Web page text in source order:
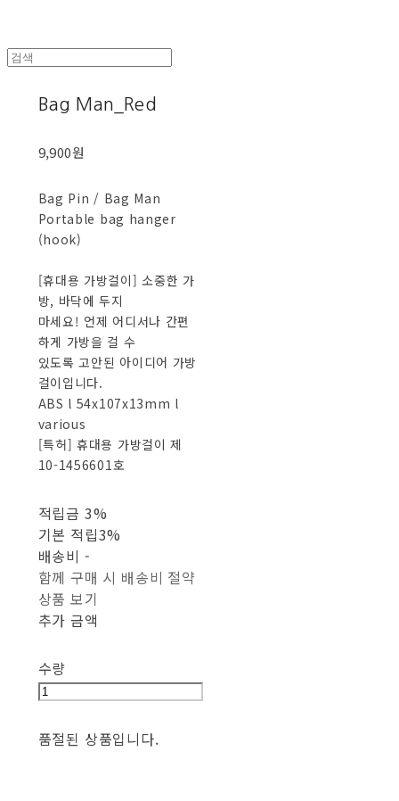
Bag Man_Red
9,900원
Bag Pin / Bag Man
Portable bag hanger
(hook)
[휴대용 가방걸이] 소중한 가
방, 바닥에 두지
마세요! 언제 어디서나 간편
하게 가방을 걸 수
있도록 고안된 아이디어 가방
걸이입니다.
ABS l 54x107x13mm l
various
[특허] 휴대용 가방걸이 제
10-1456601호
적립금 3%
기본 적립3%
배송비 -
함께 구매 시 배송비 절약
상품 보기
추가 금액
수량
품절된 상품입니다.